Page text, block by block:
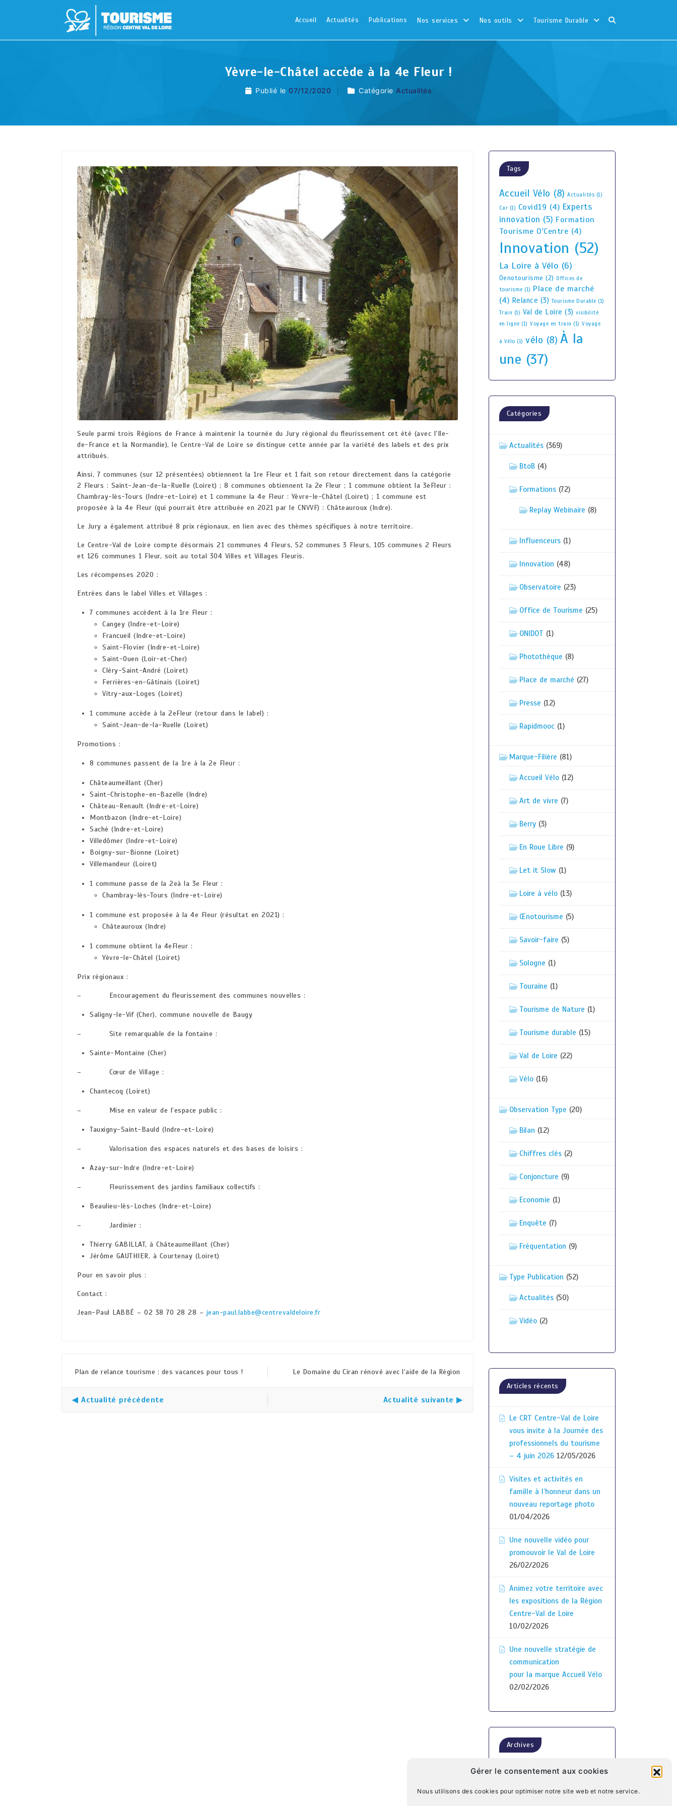
Gérer le consentement aux cookies
Nous utilisons des cookies pour optimiser notre site web et notre service.
Accueil Actualités Publications Nos services Nos outils Tourisme Durable
Yèvre-le-Châtel accède à la 4e Fleur !
Publié le 07/12/2020 Catégorie Actualités
Seule parmi trois Régions de France à maintenir la tournée du Jury régional du fleurissement cet été (avec l’Ile-
de-France et la Normandie), le Centre-Val de Loire se distingue cette année par la variété des labels et des prix
attribués.
Ainsi, 7 communes (sur 12 présentées) obtiennent la 1re Fleur et 1 fait son retour directement dans la catégorie
2 Fleurs : Saint-Jean-de-la-Ruelle (Loiret) ; 8 communes obtiennent la 2e Fleur ; 1 commune obtient la 3eFleur :
Chambray-lès-Tours (Indre-et-Loire) et 1 commune la 4e Fleur : Yèvre-le-Châtel (Loiret) ; 1 commune est
proposée à la 4e Fleur (qui pourrait être attribuée en 2021 par le CNVVF) : Châteauroux (Indre).
Le Jury a également attribué 8 prix régionaux, en lien avec des thèmes spécifiques à notre territoire.
Le Centre-Val de Loire compte désormais 21 communes 4 Fleurs, 52 communes 3 Fleurs, 105 communes 2 Fleurs
et 126 communes 1 Fleur, soit au total 304 Villes et Villages Fleuris.
Les récompenses 2020 :
Entrées dans le label Villes et Villages :
7 communes accèdent à la 1re Fleur :
Cangey (Indre-et-Loire)
Francueil (Indre-et-Loire)
Saint-Flovier (Indre-et-Loire)
Saint-Ouen (Loir-et-Cher)
Cléry-Saint-André (Loiret)
Ferrières-en-Gâtinais (Loiret)
Vitry-aux-Loges (Loiret)
1 commune accède à la 2eFleur (retour dans le label) :
Saint-Jean-de-la-Ruelle (Loiret)
Promotions :
8 communes passent de la 1re à la 2e Fleur :
Châteaumeillant (Cher)
Saint-Christophe-en-Bazelle (Indre)
Château-Renault (Indre-et-Loire)
Montbazon (Indre-et-Loire)
Saché (Indre-et-Loire)
Villedômer (Indre-et-Loire)
Boigny-sur-Bionne (Loiret)
Villemandeur (Loiret)
1 commune passe de la 2eà la 3e Fleur :
Chambray-lès-Tours (Indre-et-Loire)
1 commune est proposée à la 4e Fleur (résultat en 2021) :
Châteauroux (Indre)
1 commune obtient la 4eFleur :
Yèvre-le-Châtel (Loiret)
Prix régionaux :
– Encouragement du fleurissement des communes nouvelles :
Saligny-le-Vif (Cher), commune nouvelle de Baugy
– Site remarquable de la fontaine :
Sainte-Montaine (Cher)
– Cœur de Village :
Chantecoq (Loiret)
– Mise en valeur de l’espace public :
Tauxigny-Saint-Bauld (Indre-et-Loire)
– Valorisation des espaces naturels et des bases de loisirs :
Azay-sur-Indre (Indre-et-Loire)
– Fleurissement des jardins familiaux collectifs :
Beaulieu-lès-Loches (Indre-et-Loire)
– Jardinier :
Thierry GABILLAT, à Châteaumeillant (Cher)
Jérôme GAUTHIER, à Courtenay (Loiret)
Pour en savoir plus :
Contact :
Jean-Paul LABBÉ – 02 38 70 28 28 – jean-paul.labbe@centrevaldeloire.fr
Plan de relance tourisme : des vacances pour tous ! Le Domaine du Ciran rénové avec l’aide de la Région
◀ Actualité précédente Actualité suivante ▶
Tags
Accueil Vélo (8) Actualités (1)
Car (1) Covid19 (4) Experts
innovation (5) Formation
Tourisme O'Centre (4)
Innovation (52)
La Loire à Vélo (6)
Oenotourisme (2) Offices de
tourisme (1) Place de marché
(4) Relance (3) Tourisme Durable (1)
Train (1) Val de Loire (3) visibilité
en ligne (1) Voyage en train (1) Voyage
à Vélo (1) vélo (8) À la
une (37)
Catégories
Actualités(369)
BtoB(4)
Formations(72)
Replay Webinaire (8)
Influenceurs(1)
Innovation (48)
Observatoire (23)
Office de Tourisme (25)
ONIDOT (1)
Photothèque (8)
Place de marché (27)
Presse (12)
Rapidmooc(1)
Marque-Filière (81)
Accueil Vélo(12)
Art de vivre (7)
Berry(3)
En Roue Libre (9)
Let it Slow (1)
Loire à vélo(13)
Œnotourisme (5)
Savoir-faire (5)
Sologne (1)
Touraine (1)
Tourisme de Nature (1)
Tourisme durable (15)
Val de Loire (22)
Vélo(16)
Observation Type (20)
Bilan (12)
Chiffres clés(2)
Conjoncture (9)
Economie (1)
Enquête (7)
Fréquentation (9)
Type Publication (52)
Actualités(50)
Vidéo(2)
Articles récents
Le CRT Centre-Val de Loire
vous invite à la Journée des
professionnels du tourisme
– 4 juin 2026 12/05/2026
Visites et activités en
famille à l’honneur dans un
nouveau reportage photo
01/04/2026
Une nouvelle vidéo pour
promouvoir le Val de Loire
26/02/2026
Animez votre territoire avec
les expositions de la Région
Centre-Val de Loire
10/02/2026
Une nouvelle stratégie de
communication
pour la marque Accueil Vélo
02/02/2026
Archives